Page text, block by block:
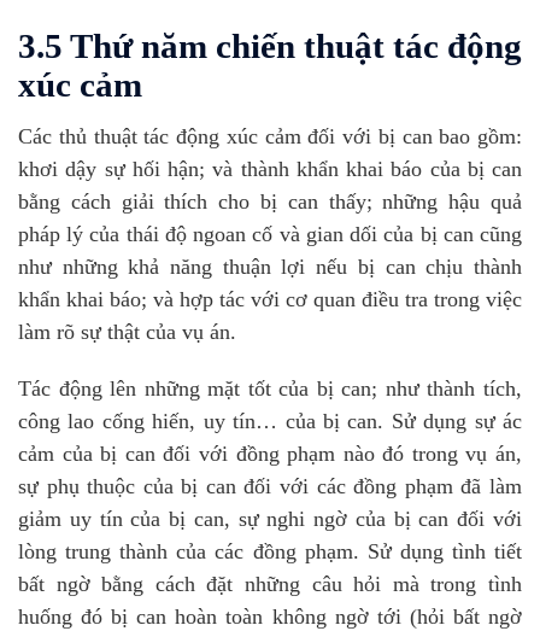
3.5 Thứ năm chiến thuật tác động
xúc cảm
Các thủ thuật tác động xúc cảm đối với bị can bao gồm:
khơi dậy sự hối hận; và thành khẩn khai báo của bị can
bằng cách giải thích cho bị can thấy; những hậu quả
pháp lý của thái độ ngoan cố và gian dối của bị can cũng
như những khả năng thuận lợi nếu bị can chịu thành
khẩn khai báo; và hợp tác với cơ quan điều tra trong việc
làm rõ sự thật của vụ án.
Tác động lên những mặt tốt của bị can; như thành tích,
công lao cống hiến, uy tín… của bị can. Sử dụng sự ác
cảm của bị can đối với đồng phạm nào đó trong vụ án,
sự phụ thuộc của bị can đối với các đồng phạm đã làm
giảm uy tín của bị can, sự nghi ngờ của bị can đối với
lòng trung thành của các đồng phạm. Sử dụng tình tiết
bất ngờ bằng cách đặt những câu hỏi mà trong tình
huống đó bị can hoàn toàn không ngờ tới (hỏi bất ngờ